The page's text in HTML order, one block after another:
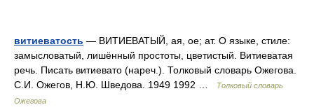
витиеватость — ВИТИЕВАТЫЙ, ая, ое; ат. О языке, стиле:
замысловатый, лишённый простоты, цветистый. Витиеватая
речь. Писать витиевато (нареч.). Толковый словарь Ожегова.
С.И. Ожегов, Н.Ю. Шведова. 1949 1992 …
Толковый словарь
Ожегова